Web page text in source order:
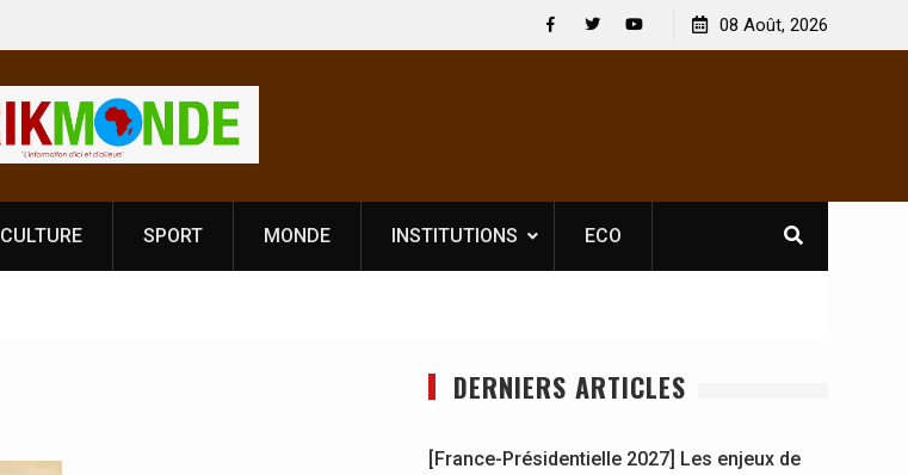
Côte d’Ivoire, l’opérateur culturel Soldat Jahboy se
prononce
[France-Présidentielle 2027] Les enjeux de
souveraineté démocratique sévèrement touchés ?
08 Août, 2026
CULTURE SPORT MONDE INSTITUTIONS ECO
DERNIERS ARTICLES
[France-Présidentielle 2027] Les enjeux de